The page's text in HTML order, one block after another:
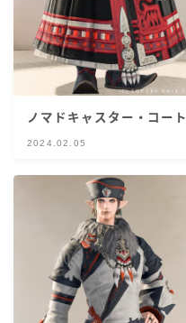
ノマドキャスター・コート
2024.02.05